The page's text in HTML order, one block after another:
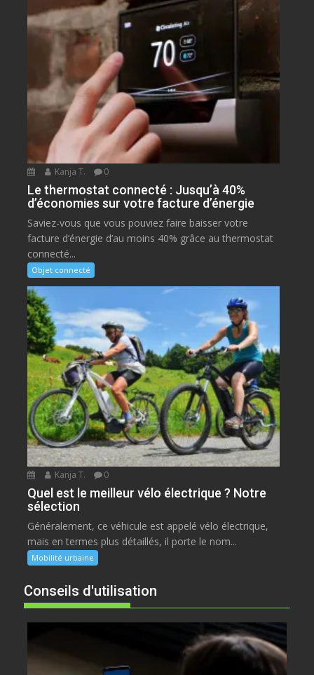
Kanja T. 0
Le thermostat connecté : Jusqu’à 40%
d’économies sur votre facture d’énergie
Saviez-vous que vous pouviez faire baisser votre
facture d’énergie d’au moins 40% grâce au thermostat
connecté...
Objet connecté
Kanja T. 0
Quel est le meilleur vélo électrique ? Notre
sélection
Généralement, ce véhicule est appelé vélo électrique,
mais en termes plus détaillés, il porte le nom...
Mobilité urbaine
Conseils d'utilisation